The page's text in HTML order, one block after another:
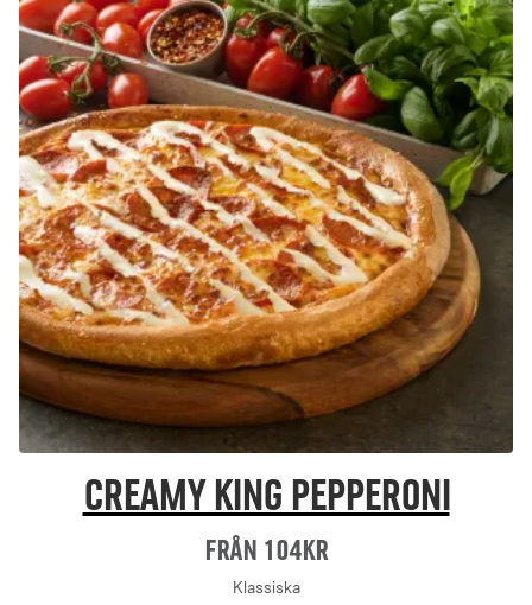
Creamy King pepperoni
Från 104Kr
Klassiska